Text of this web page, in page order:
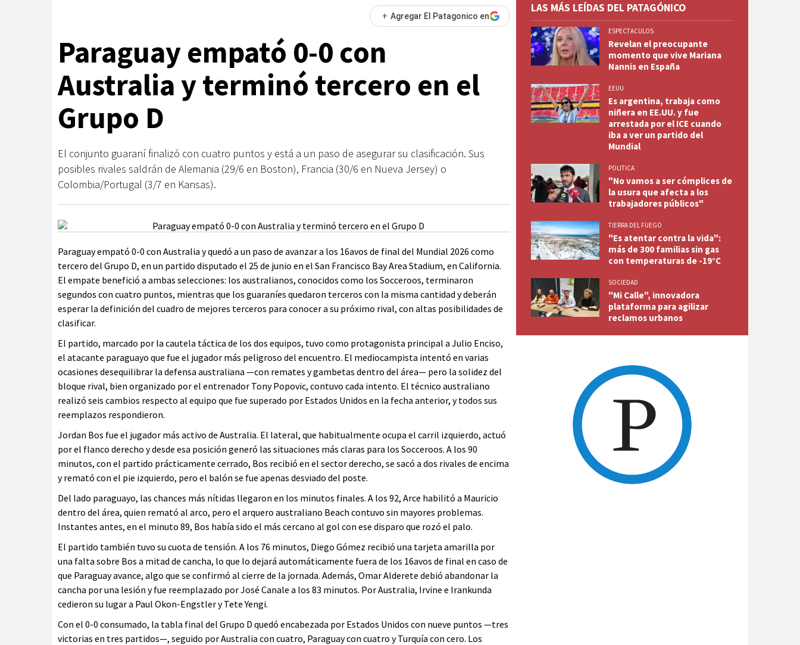
+ Agregar El Patagonico en
Paraguay empató 0-0 con
Australia y terminó tercero en el
Grupo D
El conjunto guaraní finalizó con cuatro puntos y está a un paso de asegurar su clasificación. Sus
posibles rivales saldrán de Alemania (29/6 en Boston), Francia (30/6 en Nueva Jersey) o
Colombia/Portugal (3/7 en Kansas).
Paraguay empató 0-0 con Australia y quedó a un paso de avanzar a los 16avos de final del Mundial 2026 como
tercero del Grupo D, en un partido disputado el 25 de junio en el San Francisco Bay Area Stadium, en California.
El empate benefició a ambas selecciones: los australianos, conocidos como los Socceroos, terminaron
segundos con cuatro puntos, mientras que los guaraníes quedaron terceros con la misma cantidad y deberán
esperar la definición del cuadro de mejores terceros para conocer a su próximo rival, con altas posibilidades de
clasificar.
El partido, marcado por la cautela táctica de los dos equipos, tuvo como protagonista principal a Julio Enciso,
el atacante paraguayo que fue el jugador más peligroso del encuentro. El mediocampista intentó en varias
ocasiones desequilibrar la defensa australiana —con remates y gambetas dentro del área— pero la solidez del
bloque rival, bien organizado por el entrenador Tony Popovic, contuvo cada intento. El técnico australiano
realizó seis cambios respecto al equipo que fue superado por Estados Unidos en la fecha anterior, y todos sus
reemplazos respondieron.
Jordan Bos fue el jugador más activo de Australia. El lateral, que habitualmente ocupa el carril izquierdo, actuó
por el flanco derecho y desde esa posición generó las situaciones más claras para los Socceroos. A los 90
minutos, con el partido prácticamente cerrado, Bos recibió en el sector derecho, se sacó a dos rivales de encima
y remató con el pie izquierdo, pero el balón se fue apenas desviado del poste.
Del lado paraguayo, las chances más nítidas llegaron en los minutos finales. A los 92, Arce habilitó a Mauricio
dentro del área, quien remató al arco, pero el arquero australiano Beach contuvo sin mayores problemas.
Instantes antes, en el minuto 89, Bos había sido el más cercano al gol con ese disparo que rozó el palo.
El partido también tuvo su cuota de tensión. A los 76 minutos, Diego Gómez recibió una tarjeta amarilla por
una falta sobre Bos a mitad de cancha, lo que lo dejará automáticamente fuera de los 16avos de final en caso de
que Paraguay avance, algo que se confirmó al cierre de la jornada. Además, Omar Alderete debió abandonar la
cancha por una lesión y fue reemplazado por José Canale a los 83 minutos. Por Australia, Irvine e Irankunda
cedieron su lugar a Paul Okon-Engstler y Tete Yengi.
Con el 0-0 consumado, la tabla final del Grupo D quedó encabezada por Estados Unidos con nueve puntos —tres
victorias en tres partidos—, seguido por Australia con cuatro, Paraguay con cuatro y Turquía con cero. Los
LAS MÁS LEÍDAS DEL PATAGÓNICO
ESPECTACULOS
Revelan el preocupante
momento que vive Mariana
Nannis en España
EEUU
Es argentina, trabaja como
niñera en EE.UU. y fue
arrestada por el ICE cuando
iba a ver un partido del
Mundial
POLITICA
"No vamos a ser cómplices de
la usura que afecta a los
trabajadores públicos"
TIERRA DEL FUEGO
"Es atentar contra la vida":
más de 300 familias sin gas
con temperaturas de -19°C
SOCIEDAD
"Mi Calle", innovadora
plataforma para agilizar
reclamos urbanos